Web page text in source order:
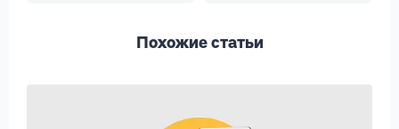
Похожие статьи